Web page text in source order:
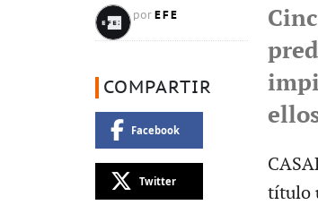
por EFE
COMPARTIR
Facebook
Twitter
título